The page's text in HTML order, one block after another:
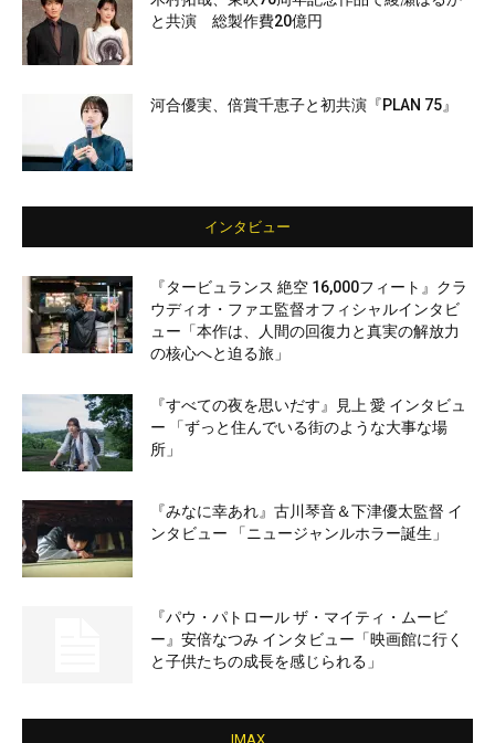
と共演 総製作費20億円
河合優実、倍賞千恵子と初共演『PLAN 75』
インタビュー
『タービュランス 絶空 16,000フィート』クラ
ウディオ・ファエ監督オフィシャルインタビ
ュー「本作は、人間の回復力と真実の解放力
の核心へと迫る旅」
『すべての夜を思いだす』見上 愛 インタビュ
ー 「ずっと住んでいる街のような大事な場
所」
『みなに幸あれ』古川琴音＆下津優太監督 イ
ンタビュー 「ニュージャンルホラー誕生」
『パウ・パトロール ザ・マイティ・ムービ
ー』安倍なつみ インタビュー「映画館に行く
と子供たちの成長を感じられる」
IMAX